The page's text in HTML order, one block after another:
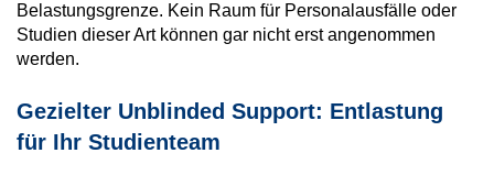
Belastungsgrenze. Kein Raum für Personalausfälle oder
Studien dieser Art können gar nicht erst angenommen
werden.
Gezielter Unblinded Support: Entlastung
für Ihr Studienteam